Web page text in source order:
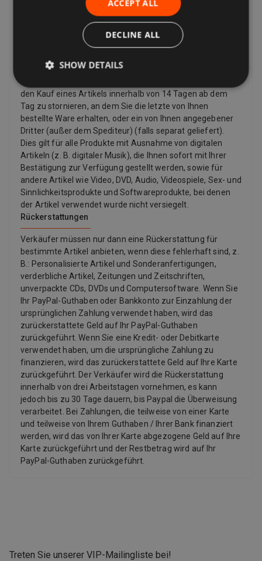
dem Käufer eine Rücksendeadresse und zusätzliche
Rücksendeportoinformationen zur Verfügung stellen.
Verkäufer zahlen für das Rückporto, wenn es ein Problem
mit dem Artikel gibt. Wenn der Artikel beispielsweise nicht
beschädigt oder defekt ist oder gefälscht ist. Laut Gesetz
den Kauf eines Artikels innerhalb von 14 Tagen ab dem
Tag zu stornieren, an dem Sie die letzte von Ihnen
bestellte Ware erhalten, oder ein von Ihnen angegebener
Dritter (außer dem Spediteur) (falls separat geliefert).
Dies gilt für alle Produkte mit Ausnahme von digitalen
Artikeln (z. B. digitaler Musik), die Ihnen sofort mit Ihrer
Bestätigung zur Verfügung gestellt werden, sowie für
andere Artikel wie Video, DVD, Audio, Videospiele, Sex- und
Sinnlichkeitsprodukte und Softwareprodukte, bei denen
der Artikel verwendet wurde nicht versiegelt.
Rückerstattungen
Verkäufer müssen nur dann eine Rückerstattung für
bestimmte Artikel anbieten, wenn diese fehlerhaft sind, z.
B.: Personalisierte Artikel und Sonderanfertigungen,
verderbliche Artikel, Zeitungen und Zeitschriften,
unverpackte CDs, DVDs und Computersoftware. Wenn Sie
Ihr PayPal-Guthaben oder Bankkonto zur Einzahlung der
ursprünglichen Zahlung verwendet haben, wird das
zurückerstattete Geld auf Ihr PayPal-Guthaben
zurückgeführt. Wenn Sie eine Kredit- oder Debitkarte
verwendet haben, um die ursprüngliche Zahlung zu
finanzieren, wird das zurückerstattete Geld auf Ihre Karte
zurückgeführt. Der Verkäufer wird die Rückerstattung
innerhalb von drei Arbeitstagen vornehmen, es kann
jedoch bis zu 30 Tage dauern, bis Paypal die Überweisung
verarbeitet. Bei Zahlungen, die teilweise von einer Karte
und teilweise von Ihrem Guthaben / Ihrer Bank finanziert
werden, wird das von Ihrer Karte abgezogene Geld auf Ihre
Karte zurückgeführt und der Restbetrag wird auf Ihr
PayPal-Guthaben zurückgeführt.
Treten Sie unserer VIP-Mailingliste bei!
ACCEPT ALL
DECLINE ALL
SHOW DETAILS